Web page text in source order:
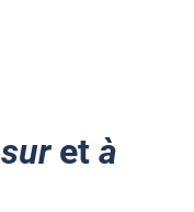
suret à